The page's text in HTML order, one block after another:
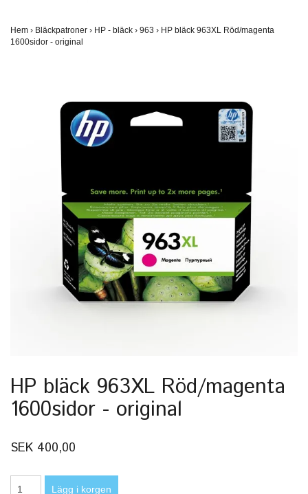
Hem › Bläckpatroner › HP - bläck › 963 › HP bläck 963XL Röd/magenta
1600sidor - original
HP bläck 963XL Röd/magenta
1600sidor - original
SEK 400,00